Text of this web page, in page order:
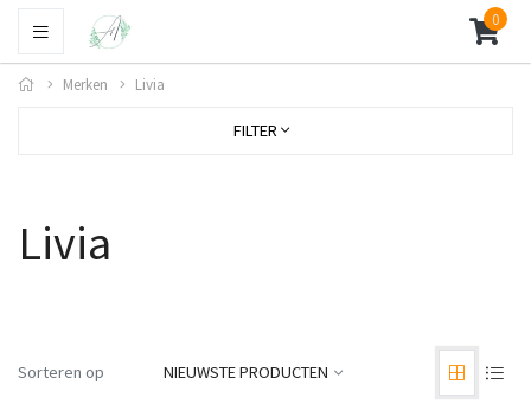
0
Merken Livia
FILTER
Livia
Sorteren op NIEUWSTE PRODUCTEN